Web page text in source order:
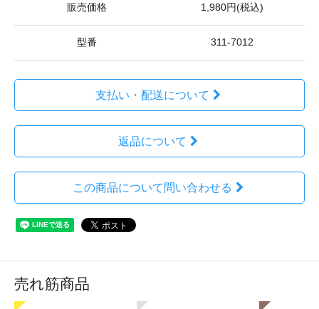
販売価格 1,980円(税込)
型番 311-7012
支払い・配送について
返品について
この商品について問い合わせる
売れ筋商品